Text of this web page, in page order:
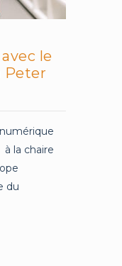
le
Peter
la chaire
du